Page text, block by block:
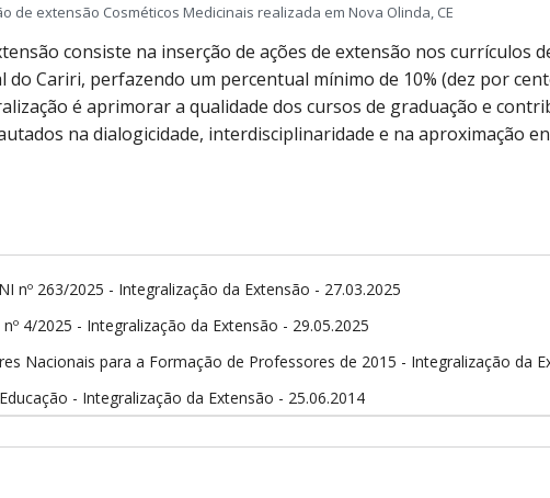
de extensão Cosméticos Medicinais realizada em Nova Olinda, CE
consiste na inserção de ações de extensão nos currículos
do Cariri, perfazendo um percentual mínimo de 10% (dez por
é aprimorar a qualidade dos cursos de graduação e
na dialogicidade, interdisciplinaridade e na aproximação
nº 263/2025 - Integralização da Extensão - 27.03.2025
nº 4/2025 - Integralização da Extensão - 29.05.2025
Nacionais para a Formação de Professores de 2015 - Integralização da
- Integralização da Extensão - 25.06.2014